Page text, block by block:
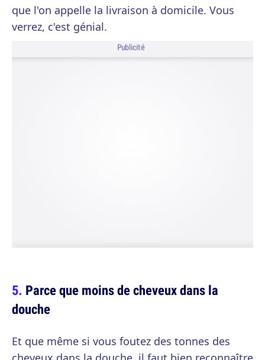
que l'on appelle la livraison à domicile. Vous
verrez, c'est génial.
Publicité
Parce que moins de cheveux dans la
douche
Et que même si vous foutez des tonnes des